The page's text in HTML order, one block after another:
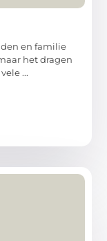
en familie
het dragen
...